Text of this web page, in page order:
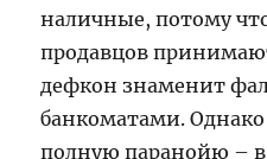
наличные, потому
продавцов
дефкон знаменит
банкоматами. Однако
полную паранойю – в